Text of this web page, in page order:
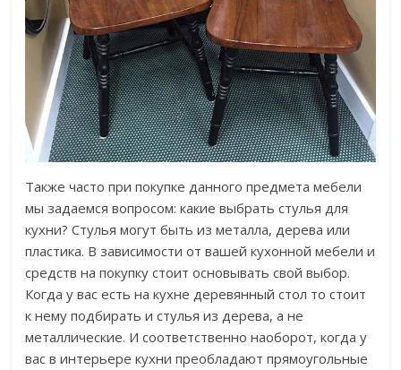
Также часто при покупке данного предмета мебели
мы задаемся вопросом: какие выбрать стулья для
кухни? Стулья могут быть из металла, дерева или
пластика. В зависимости от вашей кухонной мебели и
средств на покупку стоит основывать свой выбор.
Когда у вас есть на кухне деревянный стол то стоит
к нему подбирать и стулья из дерева, а не
металлические. И соответственно наоборот, когда у
вас в интерьере кухни преобладают прямоугольные